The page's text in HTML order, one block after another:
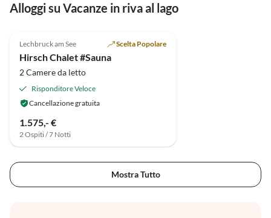
Alloggi su Vacanze in riva al lago
Annuncio in
Lechbruck am See Scelta Popolare
Hirsch Chalet #Sauna
2 Camere da letto
Risponditore Veloce
Cancellazione gratuita
1.575,- €
2 Ospiti / 7 Notti
Mostra Tutto